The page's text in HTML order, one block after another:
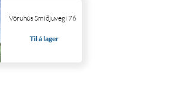
Vöruhús Smiðjuvegi 76
Til á lager